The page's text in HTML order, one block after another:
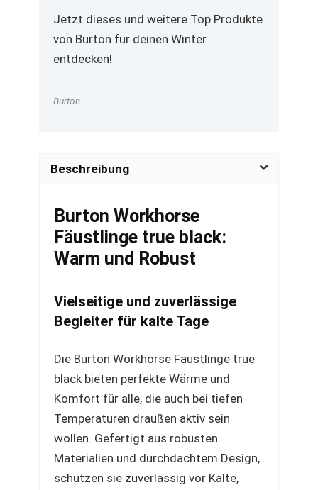
Jetzt dieses und weitere Top Produkte
von Burton für deinen Winter
entdecken!
Burton
Beschreibung
Burton Workhorse
Fäustlinge true black:
Warm und Robust
Vielseitige und zuverlässige
Begleiter für kalte Tage
Die Burton Workhorse Fäustlinge true
black bieten perfekte Wärme und
Komfort für alle, die auch bei tiefen
Temperaturen draußen aktiv sein
wollen. Gefertigt aus robusten
Materialien und durchdachtem Design,
schützen sie zuverlässig vor Kälte,